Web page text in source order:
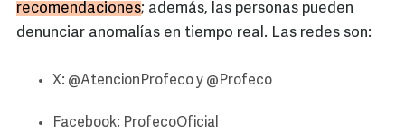
recomendaciones; además, las personas pueden
denunciar anomalías en tiempo real. Las redes son:
X: @AtencionProfeco y @Profeco
Facebook: ProfecoOficial